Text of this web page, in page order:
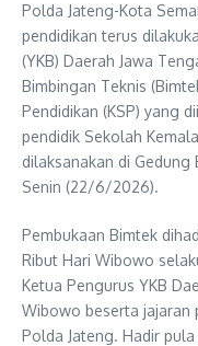
Polda Jateng-Kota
pendidikan terus
(YKB) Daerah Jawa
Bimbingan Teknis
Pendidikan (KSP) yang
pendidik Sekolah
dilaksanakan di
Senin (22/6/2026).
Pembukaan Bimtek
Ribut Hari Wibowo
Ketua Pengurus YKB
Wibowo beserta jajaran
Polda Jateng. Hadir